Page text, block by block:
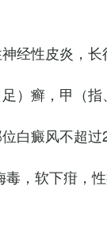
经性皮炎，长
足）癣，甲（
白癜风不超
毒，软下疳，